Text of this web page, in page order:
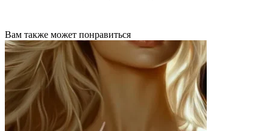
Вам также может понравиться